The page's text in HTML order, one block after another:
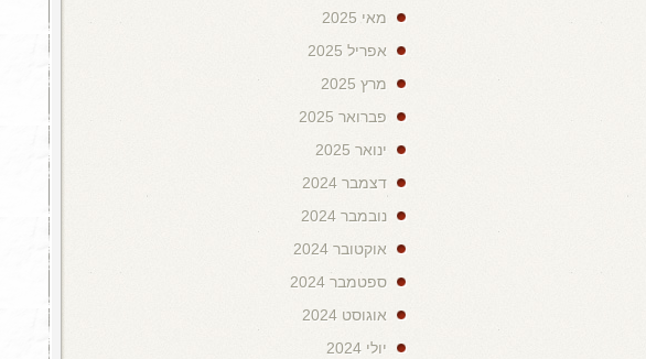
מאי 2025
אפריל 2025
מרץ 2025
פברואר 2025
ינואר 2025
דצמבר 2024
נובמבר 2024
אוקטובר 2024
ספטמבר 2024
אוגוסט 2024
יולי 2024